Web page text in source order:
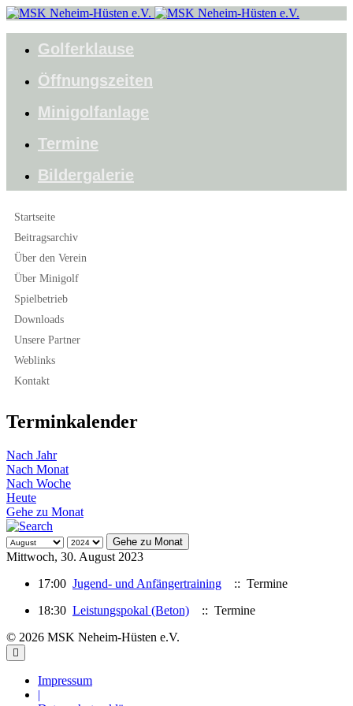
Golferklause
Öffnungszeiten
Minigolfanlage
Termine
Bildergalerie
Startseite
Beitragsarchiv
Über den Verein
Über Minigolf
Spielbetrieb
Downloads
Unsere Partner
Weblinks
Kontakt
Terminkalender
Nach Jahr
Nach Monat
Nach Woche
Heute
Gehe zu Monat
Gehe zu Monat
Mittwoch, 30. August 2023
17:00 Jugend- und Anfängertraining
:: Termine
18:30 Leistungspokal (Beton)
:: Termine
© 2026 MSK Neheim-Hüsten e.V.
Impressum
|